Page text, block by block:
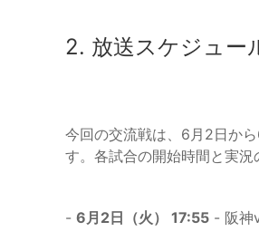
2. 放送スケジュー
今回の交流戦は、6月2日か
す。各試合の開始時間と実況
- 6月2日（火） 17:55 - 阪神